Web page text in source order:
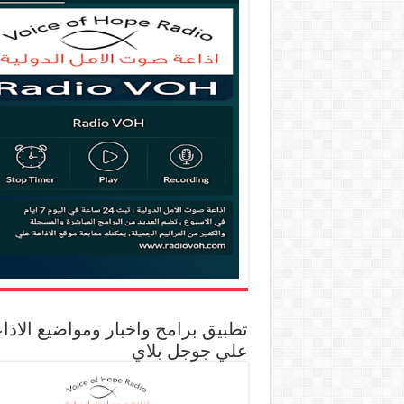
تطبيق برامج واخبار ومواضيع
علي جوجل بلاي